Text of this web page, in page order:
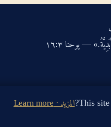
— يوحنا ‏٣‏:‏١٦‏
المزيد · Learn more